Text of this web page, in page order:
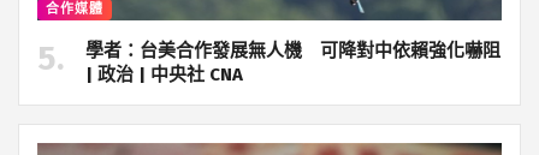
合作媒體
學者：台美合作發展無人機 可降對中依賴強化嚇阻
| 政治 | 中央社 CNA